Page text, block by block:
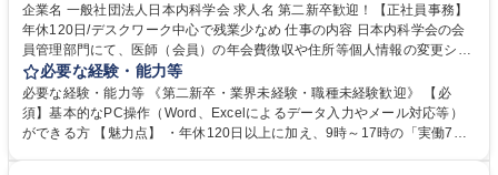
企業名 一般社団法人日本内科学会 求人名 第二新卒歓迎！【正社員事務】
年休120日/デスクワーク中心で残業少なめ 仕事の内容 日本内科学会の会
員管理部門にて、医師（会員）の年会費徴収や住所等個人情報の変更シス
テム入力、電話・FAX対応をお任せします。将来的には、各種委員会の運
営事務局業務などにも幅広く携わっていただきます。 【会員管理・データ
入力業務】 ・医師（会員）の住所変更、個人情報のシステム登録・更新
・年会費の徴収管理や入金データの照合確認 【問い合わせ対応】 ・会員
必要な経験・能力等
必要な経験・能力等 《第二新卒・業界未経験・職種未経験歓迎》 【必
須】基本的なPC操作（Word、Excelによるデータ入力やメール対応等）
ができる方 【魅力点】 ・年休120日以上に加え、9時～17時の「実働7時